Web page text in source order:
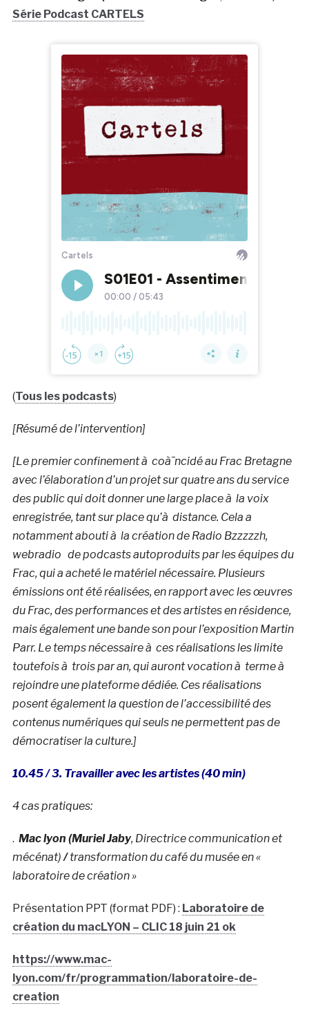
Série Podcast CARTELS
(Tous les podcasts)
[Résumé de l’intervention]
[Le premier confinement à coà¯ncidé au Frac Bretagne
avec l’élaboration d’un projet sur quatre ans du service
des public qui doit donner une large place à la voix
enregistrée, tant sur place qu’à distance. Cela a
notamment abouti à la création de Radio Bzzzzzh,
webradio de podcasts autoproduits par les équipes du
Frac, qui a acheté le matériel nécessaire. Plusieurs
émissions ont été réalisées, en rapport avec les œuvres
du Frac, des performances et des artistes en résidence,
mais également une bande son pour l’exposition Martin
Parr. Le temps nécessaire à ces réalisations les limite
toutefois à trois par an, qui auront vocation à terme à
rejoindre une plateforme dédiée. Ces réalisations
posent également la question de l’accessibilité des
contenus numériques qui seuls ne permettent pas de
démocratiser la culture.]
10.45 / 3. Travailler avec les artistes(40 min)
4 cas pratiques:
. Mac lyon (Muriel Jaby, Directrice communication et
mécénat)/transformation du café du musée en «
laboratoire de création »
Présentation PPT (format PDF) : Laboratoire de
création du macLYON – CLIC 18 juin 21 ok
https://www.mac-
lyon.com/fr/programmation/laboratoire-de-
creation